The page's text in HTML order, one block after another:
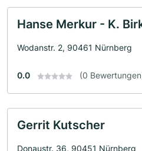
Hanse Merkur - K.
Wodanstr. 2, 90461 Nürnberg
0.0 (0
Gerrit Kutscher
Donaustr. 36, 90451 Nürnberg